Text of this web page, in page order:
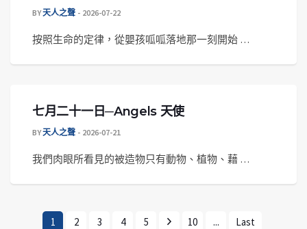
BY天人之聲 2026-07-22
按照生命的定律，從嬰孩呱呱落地那一刻開始 …
七月二十一日─Angels 天使
BY天人之聲 2026-07-21
我們肉眼所看見的被造物只有動物、植物、藉 …
1 2 3 4 5 10 ... Last